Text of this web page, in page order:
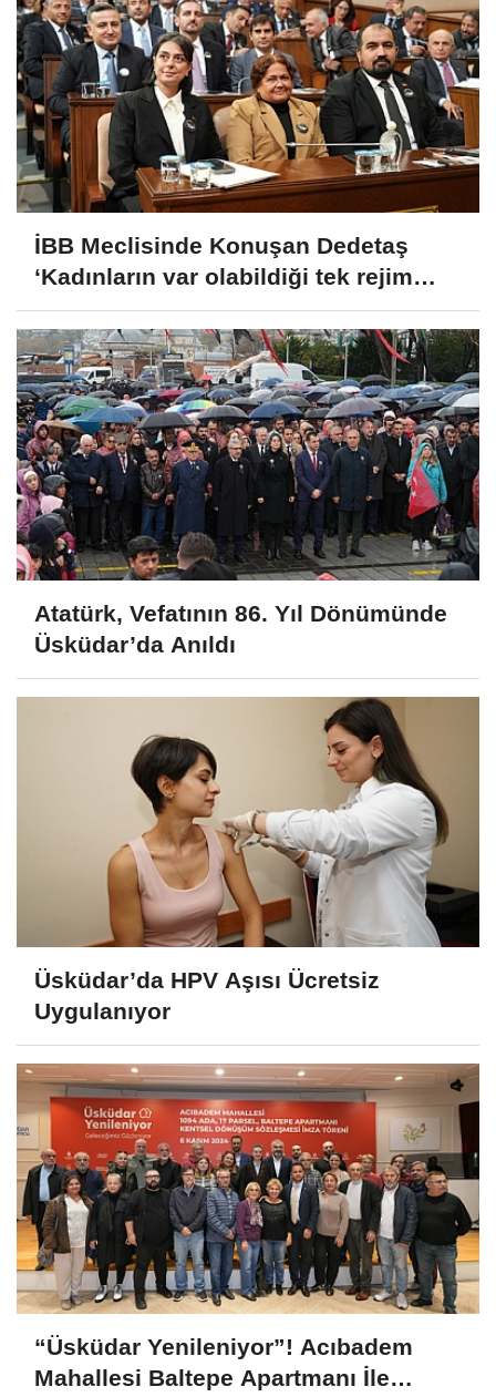
İBB Meclisinde Konuşan Dedetaş
‘Kadınların var olabildiği tek rejim
Cumhuriyet’
Atatürk, Vefatının 86. Yıl Dönümünde
Üsküdar’da Anıldı
Üsküdar’da HPV Aşısı Ücretsiz
Uygulanıyor
“Üsküdar Yenileniyor”! Acıbadem
Mahallesi Baltepe Apartmanı İle